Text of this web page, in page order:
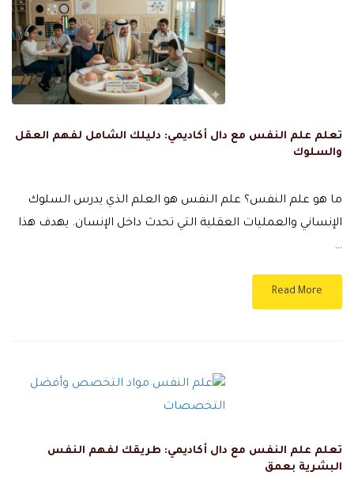
تعلم علم النفس مع دال أكاديمي: دليلك الشامل لفهم العقل
والسلوك
ما هو علم النفس؟ علم النفس هو العلم الذي يدرس السلوك
الإنساني والعمليات العقلية التي تحدث داخل الإنسان. يهدف هذا
…
Read More
تعلم علم النفس مع دال أكاديمي: طريقك لفهم النفس
البشرية بعمق